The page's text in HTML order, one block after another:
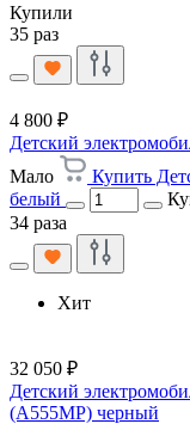
Купили
35 раз
4 800 ₽
Детский
Мало
Купить
белый
34 раза
Хит
32 050 ₽
Детский
(A555MP) черный